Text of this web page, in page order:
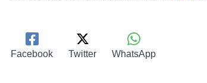
Facebook Twitter WhatsApp